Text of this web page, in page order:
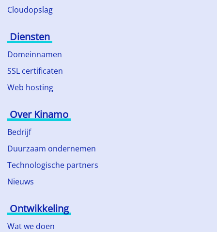
Cloudopslag
Diensten
Domeinnamen
SSL certificaten
Web hosting
Over Kinamo
Bedrijf
Duurzaam ondernemen
Technologische partners
Nieuws
Ontwikkeling
Wat we doen